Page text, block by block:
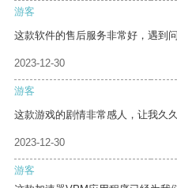
游客
这款软件的售后服务非常好，遇到
2023-12-30
游客
这款游戏的剧情非常感人，让我久久
2023-12-30
游客